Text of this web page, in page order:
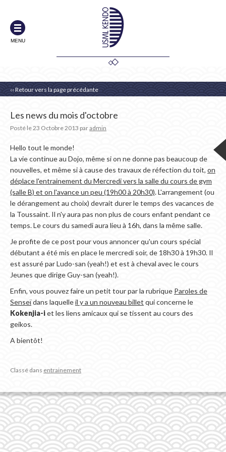
MENU
‹‹ Retour vers la page précédante
Les news du mois d'octobre
Posté le23 Octobre 2013 paradmin
Hello tout le monde!
La vie continue au Dojo, même si on ne donne pas beaucoup de
nouvelles, et même si à cause des travaux de réfection du toit, on
déplace l'entrainement du Mercredi vers la salle du cours de gym
(salle B) et on l'avance un peu (19h00 à 20h30). L'arrangement (ou
le dérangement au choix) devrait durer le temps des vacances de
la Toussaint. Il n'y aura pas non plus de cours enfant pendant ce
temps. Le cours du samedi aura lieu à 16h, dans la même salle.
Je profite de ce post pour vous annoncer qu'un cours spécial
débutant a été mis en place le mercredi soir, de 18h30 à 19h30. Il
est assuré par Ludo-san (yeah!) et est à cheval avec le cours
Jeunes que dirige Guy-san (yeah!).
Enfin, vous pouvez faire un petit tour par la rubrique Paroles de
Senseïdans laquelleil y a un nouveau billet qui concerne le
Kokenjia-iet les liens amicaux qui se tissent au cours des
geikos.
A bientôt!
Classé dans entrainement